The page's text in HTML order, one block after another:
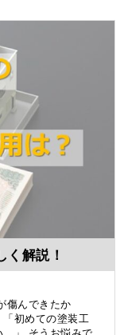
解説！
傷んできたか
初めての塗装工